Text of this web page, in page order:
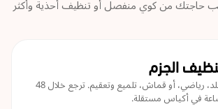
من كوي منفصل أو تنظيف أحذية وأكثر
الجزم
جلد، رياضي، أو قماش، تلميع وتعقيم. ترجع خلال 48
في أكياس مستقلة.